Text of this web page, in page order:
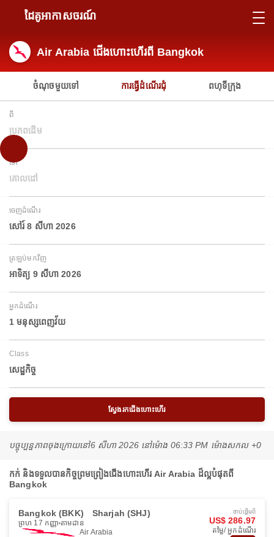
ដៃគូអាកាសចរណ៍
Air Arabia ជើងហោះហើរពី Bangkok
ចំណុចមួយទៅ ការធ្វើដំណើរជុំ ពហុទីក្រុង
ពី
ប្រភពដើម
ទៅ
គោលដៅ
ចេញដំណើរ
សៅរ៍ 8 សីហា 2026
ត្រឡប់មកវិញ
អាទិត្យ 9 សីហា 2026
អ្នកដំណើរ
1 មនុស្សពេញវ័យ
Class
សេដ្ឋកិច្ច
ស្វែងរកជើងហោះហើរ
បច្ចុប្បន្នភាពចុងក្រោយនៅ6 សីហា 2026 នៅ​ម៉ោង 06:33 PM ម៉ោង​សកល +0
កក់ និងទទួលបានកិច្ចព្រមព្រៀងជើងហោះហើរ Air Arabia ដ៏ល្អបំផុតពី
Bangkok
Bangkok (BKK) Sharjah (SHJ)
ព្រហ 17 កញ្ញា តាមដាន
Air Arabia
ចាប់ផ្ដើមពី
US$ 286.97
តម្លៃ/ អ្នកដំណើរ